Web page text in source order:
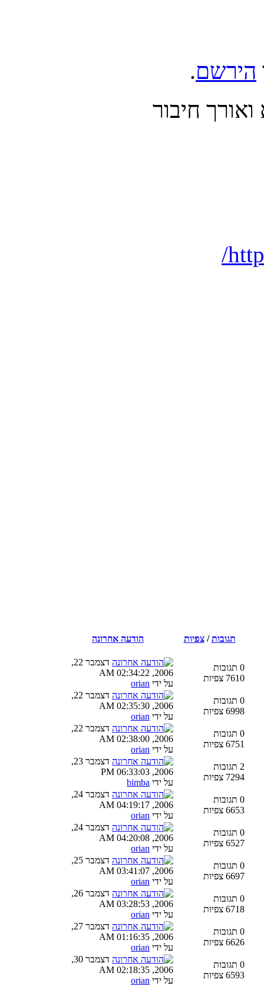
הירשם.
חיבור
תגובות/צפיות הודעה אחרונה
0 תגובות
7610 צפיות
דצמבר 22,
2006, 02:34:22 AM
על ידי orian
0 תגובות
6998 צפיות
דצמבר 22,
2006, 02:35:30 AM
על ידי orian
0 תגובות
6751 צפיות
דצמבר 22,
2006, 02:38:00 AM
על ידי orian
2 תגובות
7294 צפיות
דצמבר 23,
2006, 06:33:03 PM
על ידי bimba
0 תגובות
6653 צפיות
דצמבר 24,
2006, 04:19:17 AM
על ידי orian
0 תגובות
6527 צפיות
דצמבר 24,
2006, 04:20:08 AM
על ידי orian
0 תגובות
6697 צפיות
דצמבר 25,
2006, 03:41:07 AM
על ידי orian
0 תגובות
6718 צפיות
דצמבר 26,
2006, 03:28:53 AM
על ידי orian
0 תגובות
6626 צפיות
דצמבר 27,
2006, 01:16:35 AM
על ידי orian
0 תגובות
6593 צפיות
דצמבר 30,
2006, 02:18:35 AM
על ידי orian